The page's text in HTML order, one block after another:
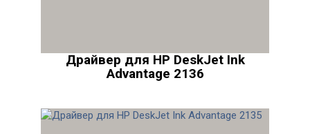
Драйвер для HP DeskJet Ink
Advantage 2136